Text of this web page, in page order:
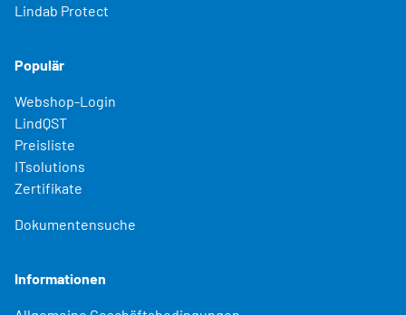
Lindab Protect
Populär
Webshop-Login
LindQST
Preisliste
ITsolutions
Zertifikate
Dokumentensuche
Informationen